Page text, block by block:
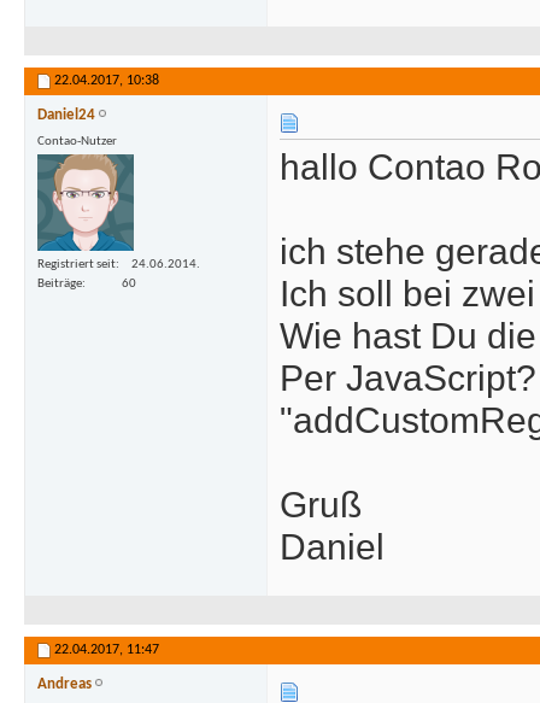
22.04.2017, 10:38
Daniel24
Contao-Nutzer
Registriert seit
24.06.2014.
Beiträge
60
hallo Contao
ich stehe
Ich soll bei
Wie hast Du
Per
Gruß
Daniel
22.04.2017, 11:47
Andreas